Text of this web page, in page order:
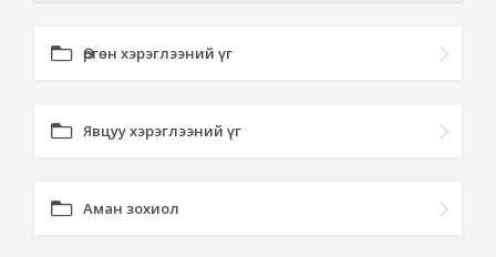
Өргөн хэрэглээний үг
Явцуу хэрэглээний үг
Аман зохиол